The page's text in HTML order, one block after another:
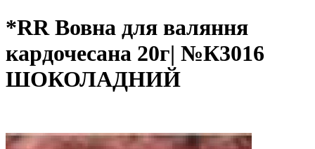
*RR Вовна для валяння
кардочесана 20г| №К3016
ШОКОЛАДНИЙ